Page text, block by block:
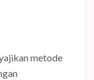
metode